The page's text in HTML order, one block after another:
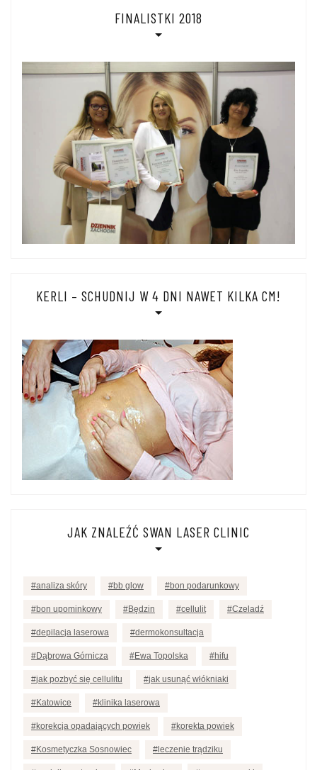
FINALISTKI 2018
KERLI – SCHUDNIJ W 4 DNI NAWET KILKA CM!
JAK ZNALEŹĆ SWAN LASER CLINIC
analiza skóry bb glow bon podarunkowy
bon upominkowy Będzin cellulit Czeladź
depilacja laserowa dermokonsultacja
Dąbrowa Górnicza Ewa Topolska hifu
jak pozbyć się cellulitu jak usunąć włókniaki
Katowice klinika laserowa
korekcja opadających powiek korekta powiek
Kosmetyczka Sosnowiec leczenie trądziku